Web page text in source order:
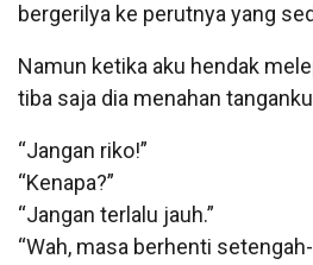
bergerilya ke perutnya yang
Namun ketika aku hendak
tiba saja dia menahan
“Jangan riko!”
“Kenapa?”
“Jangan terlalu jauh.”
“Wah, masa berhenti